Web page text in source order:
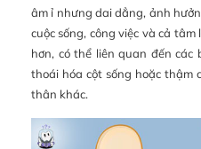
âm ỉ nhưng dai dẳng, ảnh
cuộc sống, công việc và cả
hơn, có thể liên quan đến các
thoái hóa cột sống hoặc thậm
thân khác.